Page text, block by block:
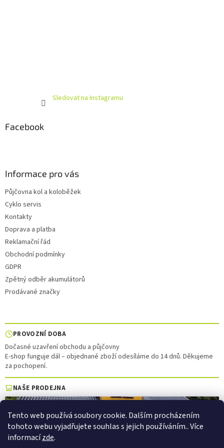
Tento web používá soubory cookie. Dalším procházením
tohoto webu vyjadřujete souhlas s jejich používáním.. Více
informacízde.
Sledovat na Instagramu
Facebook
Informace pro vás
Půjčovna kol a koloběžek
Cyklo servis
Kontakty
Doprava a platba
Reklamační řád
Obchodní podmínky
GDPR
Zpětný odběr akumulátorů
Prodávané značky
PROVOZNÍ DOBA
Dočasné uzavření obchodu a půjčovny
E-shop funguje dál – objednané zboží odesíláme do 14 dnů. Děkujeme
za pochopení.
NAŠE PRODEJNA